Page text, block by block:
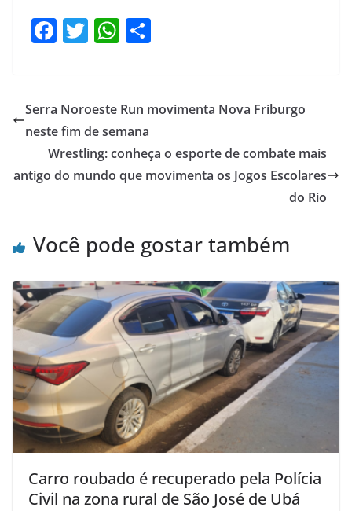
F
e
b
o
o
T
er
W
s
A
p
p
e
Serra Noroeste Run movimenta Nova Friburgo
neste fim de semana
Wrestling: conheça o esporte de combate mais
antigo do mundo que movimenta os Jogos Escolares
do Rio
Você pode gostar também
Carro roubado é recuperado pela Polícia
Civil na zona rural de São José de Ubá